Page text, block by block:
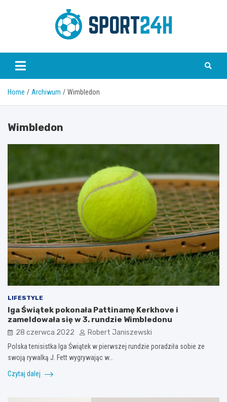
Sport 24h
Home Archiwum Wimbledon
Wimbledon
LIFESTYLE
Iga Świątek pokonała Pattinamę Kerkhove i
zameldowała się w 3. rundzie Wimbledonu
28 czerwca 2022 Robert Janiszewski
Polska tenisistka Iga Świątek w pierwszej rundzie poradziła sobie ze
swoją rywalką J. Fett wygrywając w…
Czytaj dalej